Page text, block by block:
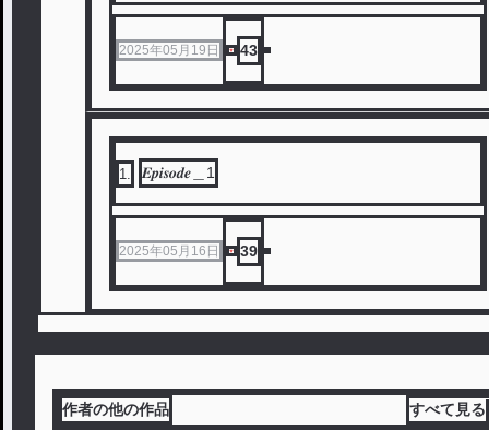
2025年05月19日 43
1 𝑬𝒑𝒊𝒔𝒐𝒅𝒆＿1
2025年05月16日 39
作者の他の作品 すべて見る